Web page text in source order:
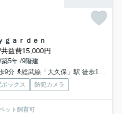
ｇａｒｄｅｎ
益費15,000円
5年 /9階建
9分
総武線「大久保」駅 徒歩11分
ボックス 防犯カメラ
ット飼育可